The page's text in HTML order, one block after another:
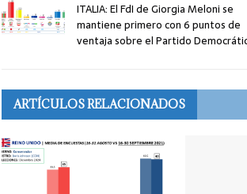
ITALIA: El FdI de Giorgia Meloni se
mantiene primero con 6 puntos de
ventaja sobre el Partido
ARTÍCULOS RELACIONADOS